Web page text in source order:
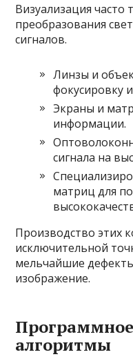
Визуализация часто
преобразования
сигналов.
Линзы и
фокусировку
Экраны и
информации.
сигнала на
матриц для
Производство этих
исключительной
мельчайшие
изображение.
алгоритмы